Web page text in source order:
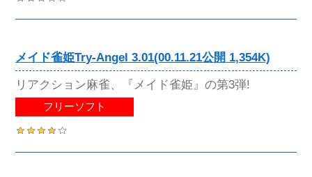
メイド雀姫Try-Angel 3.01(00.11.21公開 1,354K)
リアクション麻雀、『メイド雀姫』の第3弾!
フリーソフト